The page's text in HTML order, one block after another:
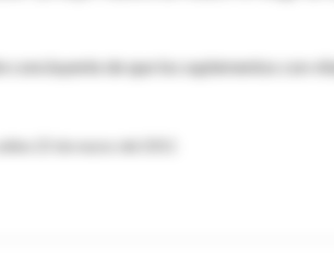
concluyente de que los suplementos con